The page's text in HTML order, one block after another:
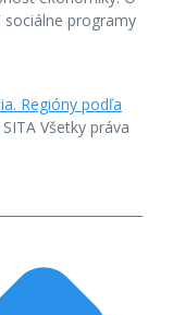
programy
Regióny podľa
Všetky práva